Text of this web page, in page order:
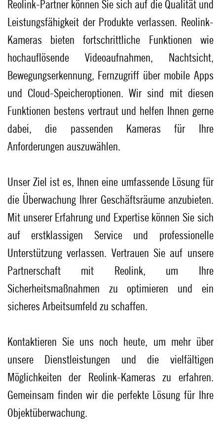
Reolink-Partner können Sie sich auf die Qualität und
Leistungsfähigkeit der Produkte verlassen. Reolink-
Kameras bieten fortschrittliche Funktionen wie
hochauflösende Videoaufnahmen, Nachtsicht,
Bewegungserkennung, Fernzugriff über mobile Apps
und Cloud-Speicheroptionen. Wir sind mit diesen
Funktionen bestens vertraut und helfen Ihnen gerne
dabei, die passenden Kameras für Ihre
Anforderungen auszuwählen.
Unser Ziel ist es, Ihnen eine umfassende Lösung für
die Überwachung Ihrer Geschäftsräume anzubieten.
Mit unserer Erfahrung und Expertise können Sie sich
auf erstklassigen Service und professionelle
Unterstützung verlassen. Vertrauen Sie auf unsere
Partnerschaft mit Reolink, um Ihre
Sicherheitsmaßnahmen zu optimieren und ein
sicheres Arbeitsumfeld zu schaffen.
Kontaktieren Sie uns noch heute, um mehr über
unsere Dienstleistungen und die vielfältigen
Möglichkeiten der Reolink-Kameras zu erfahren.
Gemeinsam finden wir die perfekte Lösung für Ihre
Objektüberwachung.